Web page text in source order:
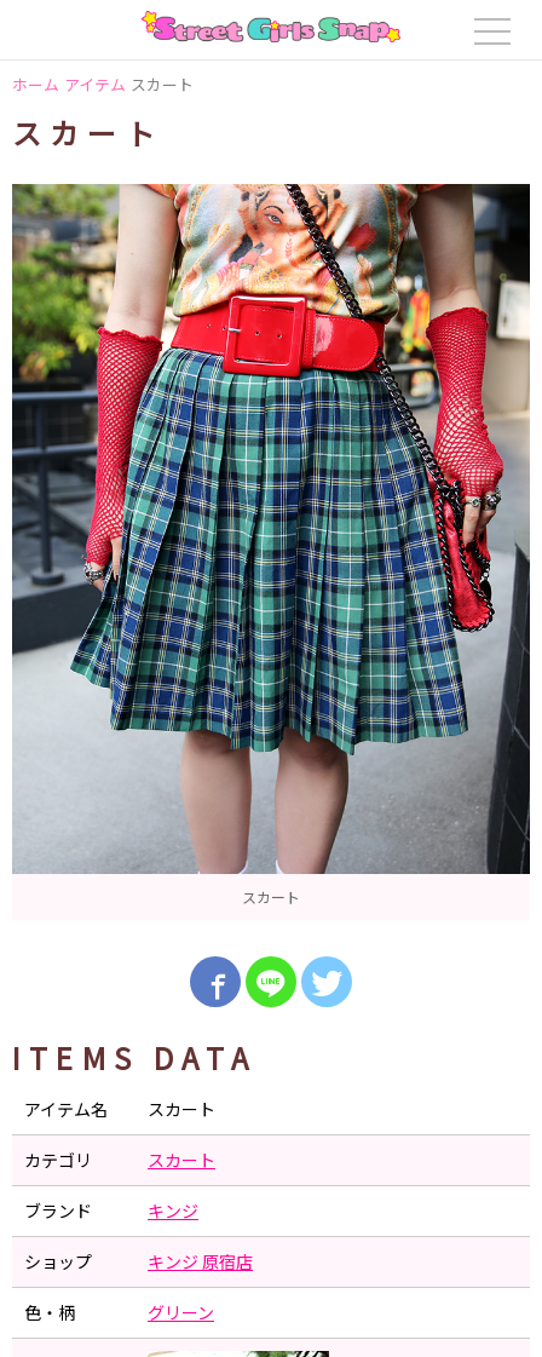
ホーム アイテム スカート
スカート
スカート
ITEMS DATA
アイテム名 スカート
カテゴリ スカート
ブランド キンジ
ショップ キンジ 原宿店
色・柄 グリーン